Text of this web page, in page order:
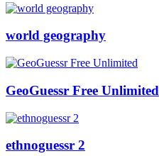
world geography
GeoGuessr Free Unlimited
ethnoguessr 2